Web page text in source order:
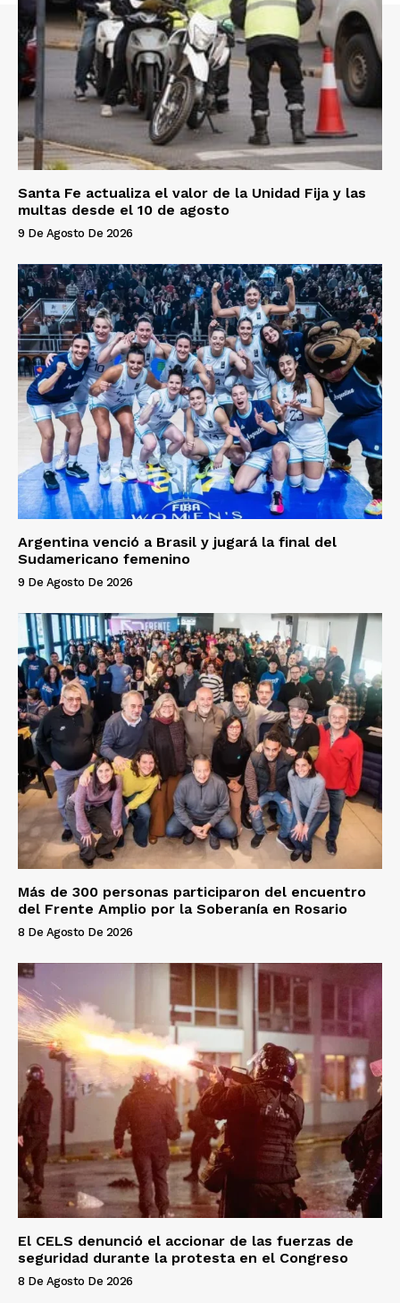
Santa Fe actualiza el valor de la Unidad Fija y las
multas desde el 10 de agosto
9 De Agosto De 2026
Argentina venció a Brasil y jugará la final del
Sudamericano femenino
9 De Agosto De 2026
Más de 300 personas participaron del encuentro
del Frente Amplio por la Soberanía en Rosario
8 De Agosto De 2026
El CELS denunció el accionar de las fuerzas de
seguridad durante la protesta en el Congreso
8 De Agosto De 2026